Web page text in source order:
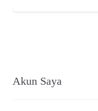
Akun Saya